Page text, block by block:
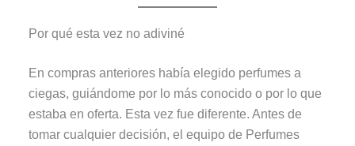
Por qué esta vez no adiviné
En compras anteriores había elegido perfumes a
ciegas, guiándome por lo más conocido o por lo que
estaba en oferta. Esta vez fue diferente. Antes de
tomar cualquier decisión, el equipo de Perfumes